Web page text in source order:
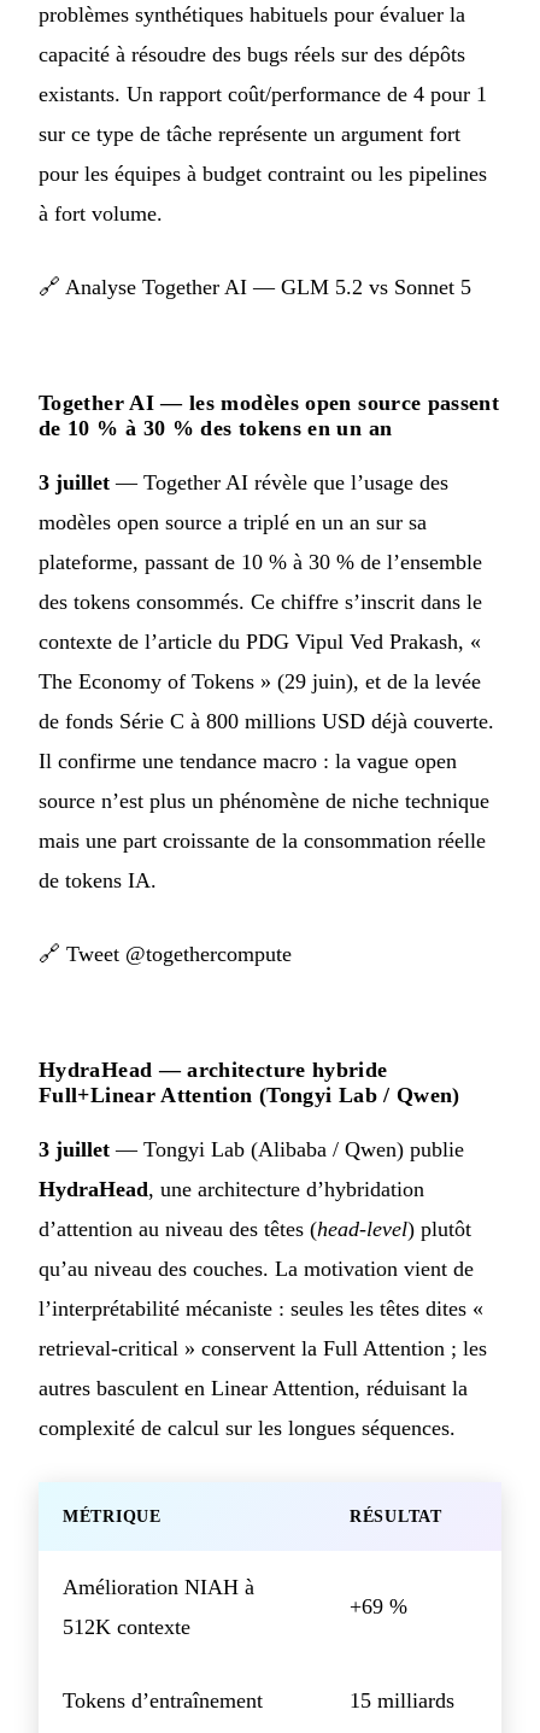
problèmes synthétiques habituels pour évaluer la
capacité à résoudre des bugs réels sur des dépôts
existants. Un rapport coût/performance de 4 pour 1
sur ce type de tâche représente un argument fort
pour les équipes à budget contraint ou les pipelines
à fort volume.
🔗 Analyse Together AI — GLM 5.2 vs Sonnet 5
Together AI — les modèles open source passent
de 10 % à 30 % des tokens en un an
3 juillet — Together AI révèle que l’usage des
modèles open source a triplé en un an sur sa
plateforme, passant de 10 % à 30 % de l’ensemble
des tokens consommés. Ce chiffre s’inscrit dans le
contexte de l’article du PDG Vipul Ved Prakash, «
The Economy of Tokens » (29 juin), et de la levée
de fonds Série C à 800 millions USD déjà couverte.
Il confirme une tendance macro : la vague open
source n’est plus un phénomène de niche technique
mais une part croissante de la consommation réelle
de tokens IA.
🔗 Tweet @togethercompute
HydraHead — architecture hybride
Full+Linear Attention (Tongyi Lab / Qwen)
3 juillet — Tongyi Lab (Alibaba / Qwen) publie
HydraHead, une architecture d’hybridation
d’attention au niveau des têtes (head-level) plutôt
qu’au niveau des couches. La motivation vient de
l’interprétabilité mécaniste : seules les têtes dites «
retrieval-critical » conservent la Full Attention ; les
autres basculent en Linear Attention, réduisant la
complexité de calcul sur les longues séquences.
MÉTRIQUE RÉSULTAT
Amélioration NIAH à
512K contexte
+69 %
Tokens d’entraînement 15 milliards